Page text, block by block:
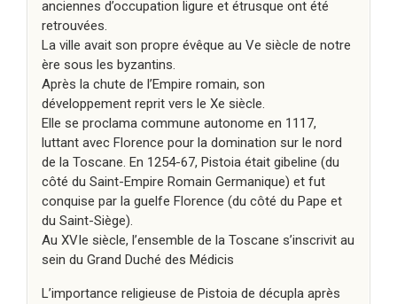
anciennes d’occupation ligure et étrusque ont été
retrouvées.
La ville avait son propre évêque au Ve siècle de notre
ère sous les byzantins.
Après la chute de l’Empire romain, son
développement reprit vers le Xe siècle.
Elle se proclama commune autonome en 1117,
luttant avec Florence pour la domination sur le nord
de la Toscane. En 1254-67, Pistoia était gibeline (du
côté du Saint-Empire Romain Germanique) et fut
conquise par la guelfe Florence (du côté du Pape et
du Saint-Siège).
Au XVIe siècle, l’ensemble de la Toscane s’inscrivit au
sein du Grand Duché des Médicis
L’importance religieuse de Pistoia de décupla après